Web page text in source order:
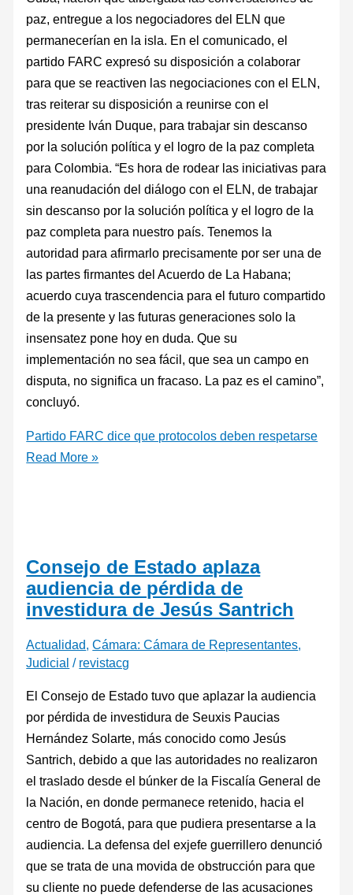
paz, entregue a los negociadores del ELN que
permanecerían en la isla. En el comunicado, el
partido FARC expresó su disposición a colaborar
para que se reactiven las negociaciones con el ELN,
tras reiterar su disposición a reunirse con el
presidente Iván Duque, para trabajar sin descanso
por la solución política y el logro de la paz completa
para Colombia. “Es hora de rodear las iniciativas para
una reanudación del diálogo con el ELN, de trabajar
sin descanso por la solución política y el logro de la
paz completa para nuestro país. Tenemos la
autoridad para afirmarlo precisamente por ser una de
las partes firmantes del Acuerdo de La Habana;
acuerdo cuya trascendencia para el futuro compartido
de la presente y las futuras generaciones solo la
insensatez pone hoy en duda. Que su
implementación no sea fácil, que sea un campo en
disputa, no significa un fracaso. La paz es el camino”,
concluyó.
Partido FARC dice que protocolos deben respetarse
Read More »
Consejo de Estado aplaza
audiencia de pérdida de
investidura de Jesús Santrich
Actualidad,Cámara: Cámara de Representantes,
Judicial / revistacg
El Consejo de Estado tuvo que aplazar la audiencia
por pérdida de investidura de Seuxis Paucias
Hernández Solarte, más conocido como Jesús
Santrich, debido a que las autoridades no realizaron
el traslado desde el búnker de la Fiscalía General de
la Nación, en donde permanece retenido, hacia el
centro de Bogotá, para que pudiera presentarse a la
audiencia. La defensa del exjefe guerrillero denunció
que se trata de una movida de obstrucción para que
su cliente no puede defenderse de las acusaciones